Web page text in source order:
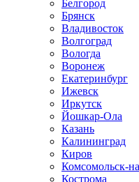
Белгород
Брянск
Владивосток
Волгоград
Вологда
Воронеж
Екатеринбург
Ижевск
Иркутск
Йошкар-Ола
Казань
Калининград
Киров
Комсомольск-
Кострома